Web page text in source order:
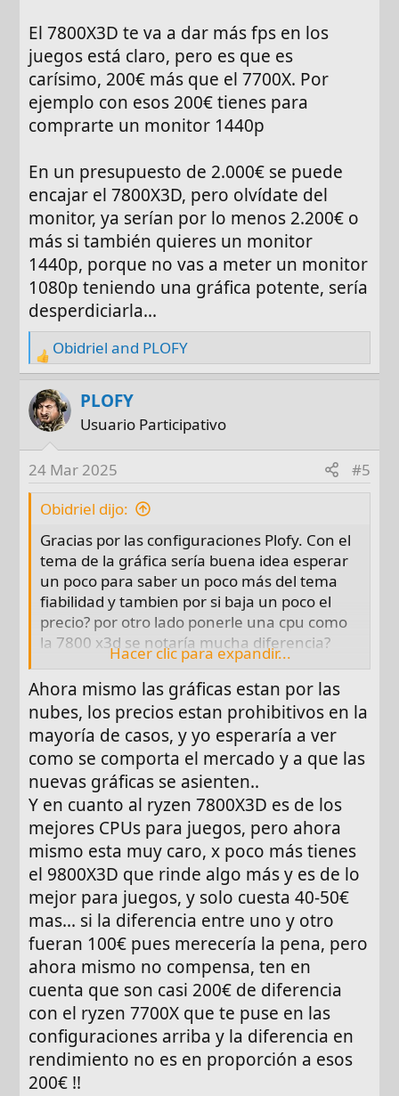
El 7800X3D te va a dar más fps en los
juegos está claro, pero es que es
carísimo, 200€ más que el 7700X. Por
ejemplo con esos 200€ tienes para
comprarte un monitor 1440p
En un presupuesto de 2.000€ se puede
encajar el 7800X3D, pero olvídate del
monitor, ya serían por lo menos 2.200€ o
más si también quieres un monitor
1440p, porque no vas a meter un monitor
1080p teniendo una gráfica potente, sería
desperdiciarla...
R
e
a
c
o
n
s
Obidriel and PLOFY
PLOFY
Usuario Participativo
24 Mar 2025
#5
Obidriel dijo:
Gracias por las configuraciones Plofy. Con el
tema de la gráfica sería buena idea esperar
un poco para saber un poco más del tema
fiabilidad y tambien por si baja un poco el
precio? por otro lado ponerle una cpu como
la 7800 x3d se notaría mucha diferencia?
Hacer clic para expandir...
Ahora mismo las gráficas estan por las
nubes, los precios estan prohibitivos en la
mayoría de casos, y yo esperaría a ver
como se comporta el mercado y a que las
nuevas gráficas se asienten..
Y en cuanto al ryzen 7800X3D es de los
mejores CPUs para juegos, pero ahora
mismo esta muy caro, x poco más tienes
el 9800X3D que rinde algo más y es de lo
mejor para juegos, y solo cuesta 40-50€
mas... si la diferencia entre uno y otro
fueran 100€ pues merecería la pena, pero
ahora mismo no compensa, ten en
cuenta que son casi 200€ de diferencia
con el ryzen 7700X que te puse en las
configuraciones arriba y la diferencia en
rendimiento no es en proporción a esos
200€ !!